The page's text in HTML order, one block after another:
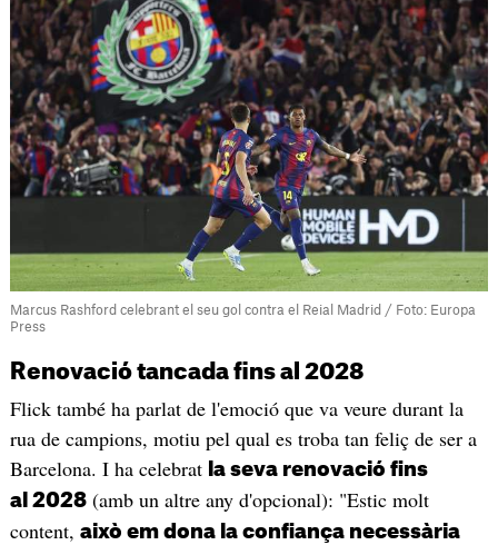
Marcus Rashford celebrant el seu gol contra el Reial Madrid / Foto: Europa
Press
Renovació tancada fins al 2028
Flick també ha parlat de l'emoció que va veure durant la
rua de campions, motiu pel qual es troba tan feliç de ser a
Barcelona. I ha celebrat la seva renovació fins
al 2028(amb un altre any d'opcional): "Estic molt
content, això em dona la confiança necessària